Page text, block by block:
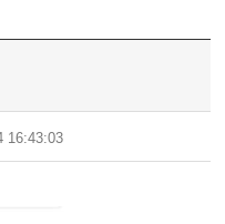
16:43:03